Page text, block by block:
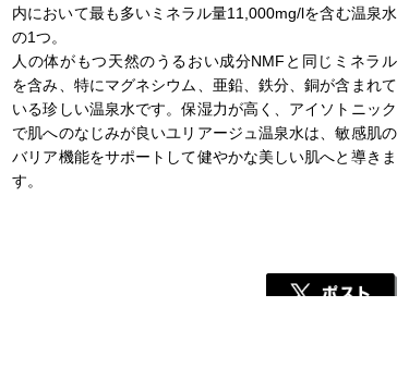
内において最も多いミネラル量11,000mg/lを含む温泉水
の1つ。
人の体がもつ天然のうるおい成分NMFと同じミネラル
を含み、特にマグネシウム、亜鉛、鉄分、銅が含まれて
いる珍しい温泉水です。保湿力が高く、アイソトニック
で肌へのなじみが良いユリアージュ温泉水は、敏感肌の
バリア機能をサポートして健やかな美しい肌へと導きま
す。